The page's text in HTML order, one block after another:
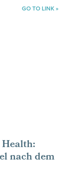
GO TO LINK »
nach dem